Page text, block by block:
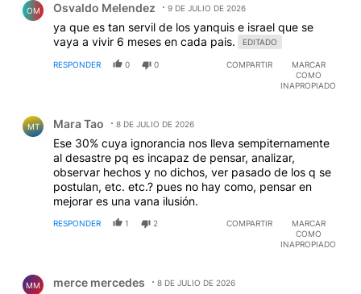
OM Osvaldo Melendez 9 DE JULIO DE 2026
ya que es tan servil de los yanquis e israel que se
vaya a vivir 6 meses en cada pais.
EDITADO
RESPONDER 0 0 COMPARTIR
MARCAR
COMO
INAPROPIADO
MT Mara Tao 8 DE JULIO DE 2026
Ese 30% cuya ignorancia nos lleva sempiternamente
al desastre pq es incapaz de pensar, analizar,
observar hechos y no dichos, ver pasado de los q se
postulan, etc. etc.? pues no hay como, pensar en
mejorar es una vana ilusión.
RESPONDER 1 2 COMPARTIR
MARCAR
COMO
INAPROPIADO
MM merce mercedes 8 DE JULIO DE 2026